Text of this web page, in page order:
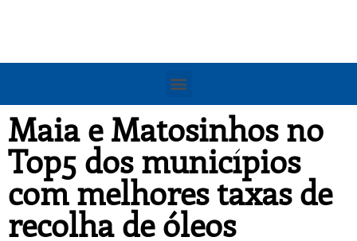
Maia e Matosinhos no
Top5 dos municípios
com melhores taxas de
recolha de óleos